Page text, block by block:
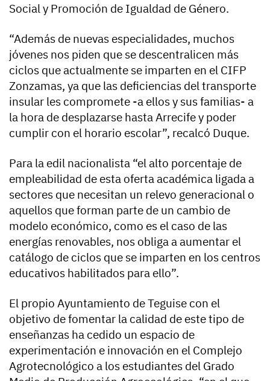
Social y Promoción de Igualdad de Género.
“Además de nuevas especialidades, muchos
jóvenes nos piden que se descentralicen más
ciclos que actualmente se imparten en el CIFP
Zonzamas, ya que las deficiencias del transporte
insular les compromete -a ellos y sus familias- a
la hora de desplazarse hasta Arrecife y poder
cumplir con el horario escolar”, recalcó Duque.
Para la edil nacionalista “el alto porcentaje de
empleabilidad de esta oferta académica ligada a
sectores que necesitan un relevo generacional o
aquellos que forman parte de un cambio de
modelo económico, como es el caso de las
energías renovables, nos obliga a aumentar el
catálogo de ciclos que se imparten en los centros
educativos habilitados para ello”.
El propio Ayuntamiento de Teguise con el
objetivo de fomentar la calidad de este tipo de
enseñanzas ha cedido un espacio de
experimentación e innovación en el Complejo
Agrotecnológico a los estudiantes del Grado